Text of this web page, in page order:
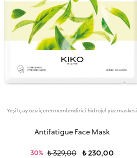
Yeşil çay özü içeren nemlendirici hidrojel yüz maskesi
Antifatigue Face Mask
30% ₺ 329,00 ₺ 230,00